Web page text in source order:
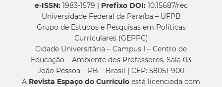
e-ISSN:1983-1579 | Prefixo DOI:10.15687/rec
Universidade Federal da Paraíba – UFPB
Grupo de Estudos e Pesquisas em Políticas
Curriculares (GEPPC)
Cidade Universitária – Campus I – Centro de
Educação – Ambiente dos Professores, Sala 03
João Pessoa – PB – Brasil | CEP: 58051-900
A Revista Espaço do Currículo está licenciada com